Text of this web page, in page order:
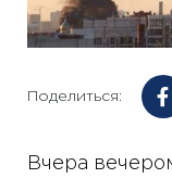
Поделиться:
Вчера